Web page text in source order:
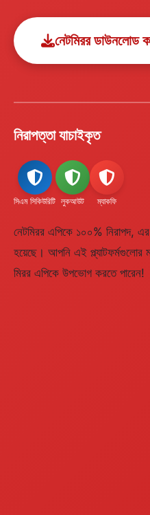
নেটমিরর ডাউনলোড
নিরাপত্তা যাচাইকৃত
সিএম সিকিউরিটি লুকআউট ম্যাকফি
নেটমিরর এপিকে ১০০% নিরাপদ, এর
হয়েছে। আপনি এই প্ল্যাটফর্মগুলোর
মিরর এপিকে উপভোগ করতে পারেন!